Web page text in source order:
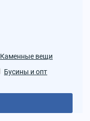
Каменные вещи
Бусины и опт